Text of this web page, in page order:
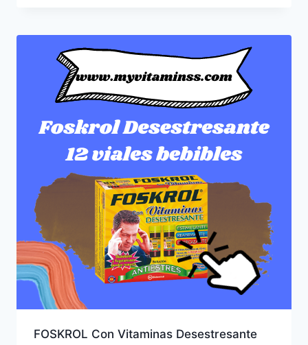
FOSKROL Con Vitaminas Desestresante